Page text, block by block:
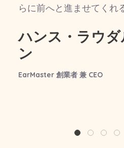
らに前へと進ませてくれ
ハンス・ラウ
ン
EarMaster 創業者 兼 CEO
1 2 3 4